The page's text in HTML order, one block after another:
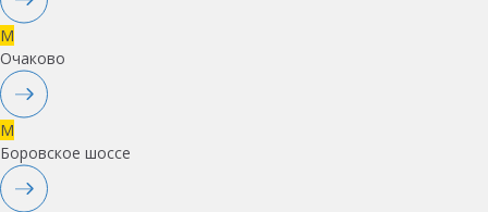
M
Очаково
M
Боровское шоссе